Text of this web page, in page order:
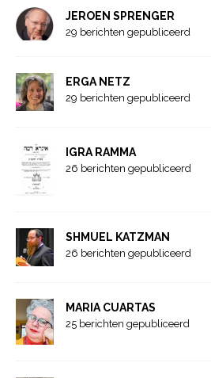
JEROEN SPRENGER
29 berichten gepubliceerd
ERGA NETZ
29 berichten gepubliceerd
IGRA RAMMA
26 berichten gepubliceerd
SHMUEL KATZMAN
26 berichten gepubliceerd
MARIA CUARTAS
25 berichten gepubliceerd